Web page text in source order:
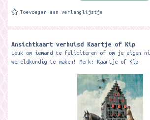
Toevoegen aan verlanglijstje
Ansichtkaart verhuisd Kaartje of Kip
Leuk om iemand te feliciteren of om je eigen
wereldkundig te maken! Merk: Kaartje of Kip